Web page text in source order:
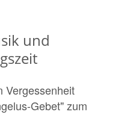
und
Vergessenheit
Gebet" zum